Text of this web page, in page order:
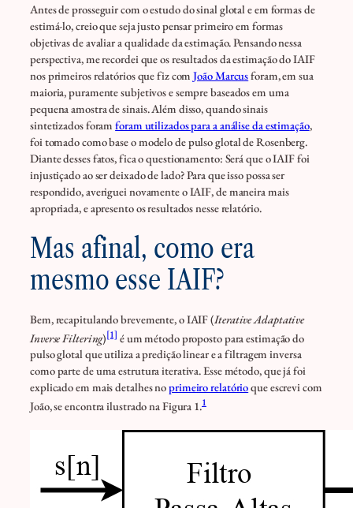
Antes de prosseguir com o estudo do sinal glotal e em formas de
estimá-lo, creio que seja justo pensar primeiro em formas
objetivas de avaliar a qualidade da estimação. Pensando nessa
perspectiva, me recordei que os resultados da estimação do IAIF
nos primeiros relatórios que fiz comJoão Marcusforam, em sua
maioria, puramente subjetivos e sempre baseados em uma
pequena amostra de sinais. Além disso, quando sinais
sintetizados foramforam utilizados para a análise da estimação,
foi tomado como base o modelo de pulso glotal de Rosenberg.
Diante desses fatos, fica o questionamento: Será que o IAIF foi
injustiçado ao ser deixado de lado? Para que isso possa ser
respondido, averiguei novamente o IAIF, de maneira mais
apropriada, e apresento os resultados nesse relatório.
Mas afinal, como era
mesmo esse IAIF?
Bem, recapitulando brevemente, o IAIF (Iterative Adaptative
Inverse Filtering)[1] é um método proposto para estimação do
pulso glotal que utiliza a predição linear e a filtragem inversa
como parte de uma estrutura iterativa. Esse método, que já foi
explicado em mais detalhes noprimeiro relatórioque escrevi com
João, se encontra ilustrado na Figura 1.1